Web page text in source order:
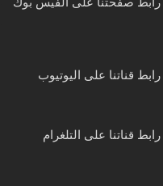
رابط قناتنا على اليوتيوب
رابط قناتنا على التلغرام